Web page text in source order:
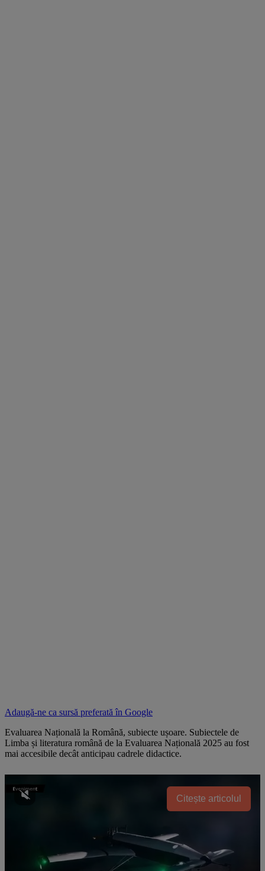
Adaugă-ne ca sursă preferată în Google
Evaluarea Națională la Română, subiecte ușoare. Subiectele de
Limba și literatura română de la Evaluarea Națională 2025 au fost
mai accesibile decât anticipau cadrele didactice.
Citește articolul